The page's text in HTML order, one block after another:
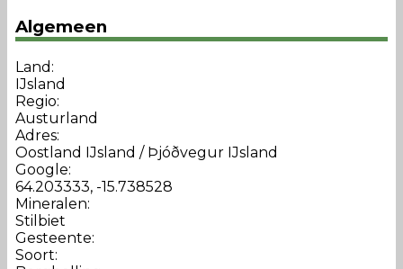
Algemeen
Land:
IJsland
Regio:
Austurland
Adres:
Oostland IJsland / Þjóðvegur IJsland
Google:
64.203333, -15.738528
Mineralen:
Stilbiet
Gesteente:
Soort: